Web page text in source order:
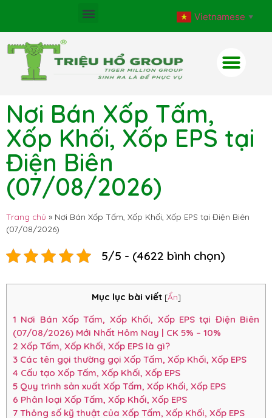
Vietnamese ▼
Nơi Bán Xốp Tấm,
Xốp Khối, Xốp EPS tại
Điện Biên
(07/08/2026)
Trang chủ » Nơi Bán Xốp Tấm, Xốp Khối, Xốp EPS tại Điện Biên
(07/08/2026)
5/5 - (4622 bình chọn)
Mục lục bài viết [Ẩn]
1 Nơi Bán Xốp Tấm, Xốp Khối, Xốp EPS tại Điện Biên
(07/08/2026) Mới Nhất Hôm Nay | CK 5% – 10%
2 Xốp Tấm, Xốp Khối, Xốp EPS là gì?
3 Các tên gọi thường gọi Xốp Tấm, Xốp Khối, Xốp EPS
4 Cấu tạo Xốp Tấm, Xốp Khối, Xốp EPS
5 Quy trình sản xuất Xốp Tấm, Xốp Khối, Xốp EPS
6 Phân loại Xốp Tấm, Xốp Khối, Xốp EPS
7 Thông số kỹ thuật của Xốp Tấm, Xốp Khối, Xốp EPS